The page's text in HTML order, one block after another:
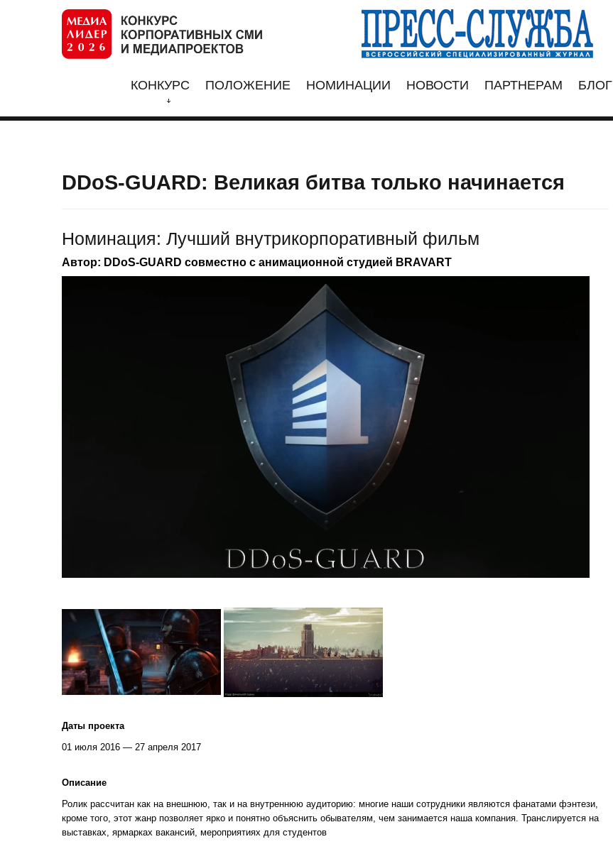
КОНКУРС ПОЛОЖЕНИЕ НОМИНАЦИИ НОВОСТИ ПАРТНЕРАМ БЛОГ
DDoS-GUARD: Великая битва только начинается
Номинация: Лучший внутрикорпоративный фильм
Автор: DDoS-GUARD совместно с анимационной студией BRAVART
Даты проекта
01 июля 2016 — 27 апреля 2017
Описание
Ролик рассчитан как на внешнюю, так и на внутреннюю аудиторию: многие наши сотрудники являются фанатами фэнтези,
кроме того, этот жанр позволяет ярко и понятно объяснить обывателям, чем занимается наша компания. Транслируется на
выставках, ярмарках вакансий, мероприятиях для студентов